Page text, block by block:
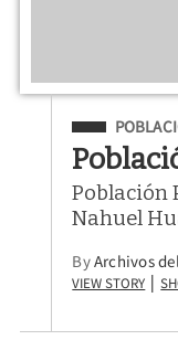
Filed Under
Población
Nahuel
ByArchivos
View Story |